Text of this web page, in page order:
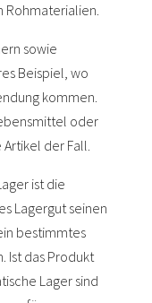
Rohmaterialien.
sowie
Beispiel, wo
kommen.
oder
der Fall.
ist die
Lagergut seinen
bestimmtes
Ist das Produkt
Lager sind